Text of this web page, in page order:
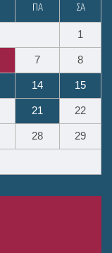
ΠΑ ΣΑ
1
7 8
14 15
21 22
28 29